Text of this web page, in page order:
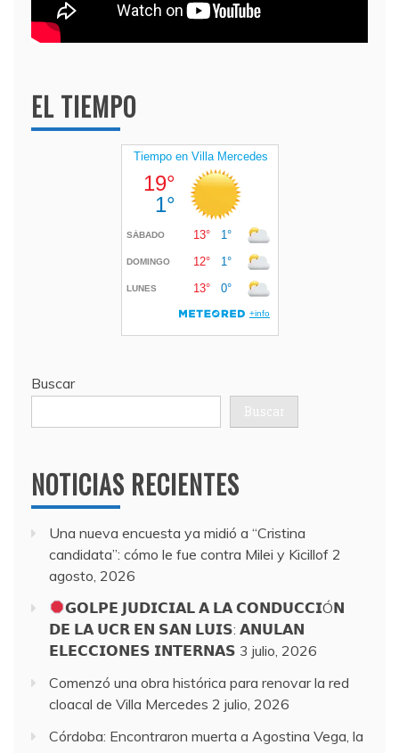
EL TIEMPO
Buscar
Buscar
NOTICIAS RECIENTES
Una nueva encuesta ya midió a “Cristina
candidata”: cómo le fue contra Milei y Kicillof 2
agosto, 2026
𝗚𝗢𝗟𝗣𝗘 𝗝𝗨𝗗𝗜𝗖𝗜𝗔𝗟 𝗔 𝗟𝗔 𝗖𝗢𝗡𝗗𝗨𝗖𝗖𝗜Ó𝗡
𝗗𝗘 𝗟𝗔 𝗨𝗖𝗥 𝗘𝗡 𝗦𝗔𝗡 𝗟𝗨𝗜𝗦: 𝗔𝗡𝗨𝗟𝗔𝗡
𝗘𝗟𝗘𝗖𝗖𝗜𝗢𝗡𝗘𝗦 𝗜𝗡𝗧𝗘𝗥𝗡𝗔𝗦 3 julio, 2026
Comenzó una obra histórica para renovar la red
cloacal de Villa Mercedes 2 julio, 2026
Córdoba: Encontraron muerta a Agostina Vega, la